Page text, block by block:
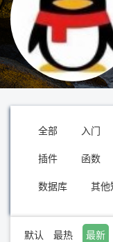
全部 入门
插件
函数
数据库
其他
默认 最热 最新